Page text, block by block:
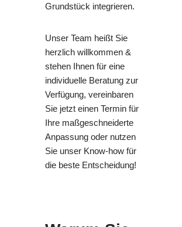
Grundstück integrieren.
Unser Team heißt Sie
herzlich willkommen &
stehen Ihnen für eine
individuelle Beratung zur
Verfügung, vereinbaren
Sie jetzt einen Termin für
Ihre maßgeschneiderte
Anpassung oder nutzen
Sie unser Know-how für
die beste Entscheidung!